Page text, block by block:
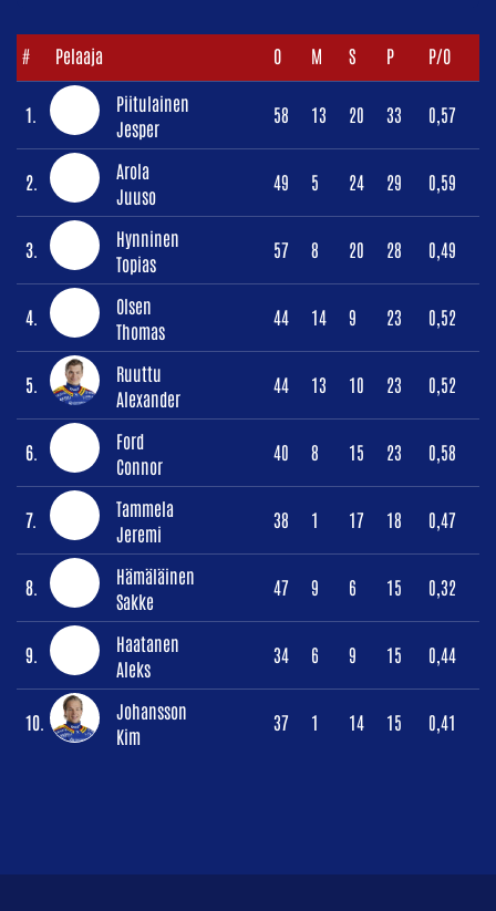
# Pelaaja O M S P P/O
1.
Piitulainen
Jesper
58 13 20 33 0,57
2.
Arola
Juuso
49 5 24 29 0,59
3.
Hynninen
Topias
57 8 20 28 0,49
4.
Olsen
Thomas
44 14 9 23 0,52
5.
Ruuttu
Alexander
44 13 10 23 0,52
6.
Ford
Connor
40 8 15 23 0,58
7.
Tammela
Jeremi
38 1 17 18 0,47
8.
Hämäläinen
Sakke
47 9 6 15 0,32
9.
Haatanen
Aleks
34 6 9 15 0,44
10.
Johansson
Kim
37 1 14 15 0,41